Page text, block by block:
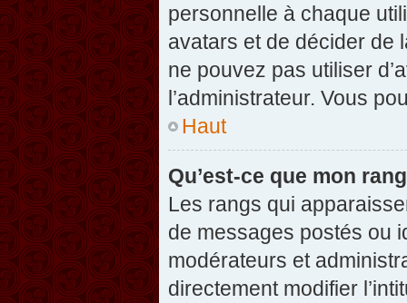
personnelle à chaque
avatars et de décider de
ne pouvez pas utiliser
l’administrateur. Vous
Haut
Qu’est-ce que mon
Les rangs qui
de messages postés ou
modérateurs et
directement modifier